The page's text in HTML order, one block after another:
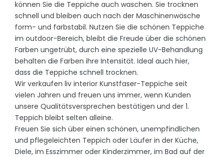
können Sie die Teppiche auch waschen. Sie trocknen
schnell und bleiben auch nach der Maschinenwäsche
form- und farbstabil. Nutzen Sie die schönen Teppiche
im outdoor-Bereich, bleibt die Freude über die schönen
Farben ungetrübt, durch eine spezielle UV-Behandlung
behalten die Farben ihre Intensität. Ideal auch hier,
dass die Teppiche schnell trocknen.
Wir verkaufen liv interior Kunstfaser-Teppiche seit
vielen Jahren und freuen uns immer, wenn Kunden
unsere Qualitätsversprechen bestätigen und der 1.
Teppich bleibt selten alleine.
Freuen Sie sich über einen schönen, unempfindlichen
und pflegeleichten Teppich oder Läufer in der Küche,
Diele, im Esszimmer oder Kinderzimmer, im Bad auf der